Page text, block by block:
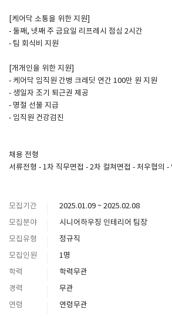
[케어닥 소통을 위한 지원]
- 둘째, 넷째 주 금요일 리프레시 점심 2시간
- 팀 회식비 지원
[개개인을 위한 지원]
- 케어닥 임직원 간병 크레딧 연간 100만 원 지원
- 생일자 조기 퇴근권 제공
- 명절 선물 지급
- 임직원 건강검진
채용 전형
서류전형 - 1차 직무면접 - 2차 컬쳐면접 - 처우협의 -
모집기간
2025.01.09 ~ 2025.02.08
모집분야
시니어하우징 인테리어 팀장
모집유형
정규직
모집인원
1명
학력
학력무관
경력
무관
연령
연령무관